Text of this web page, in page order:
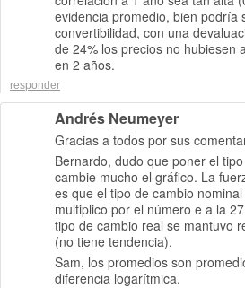
evidencia promedio, bien podría
convertibilidad, con una
de 24% los precios no hubiesen
en 2 años.
responder
Andrés Neumeyer
Gracias a todos por sus
Bernardo, dudo que poner el
cambie mucho el gráfico. La
es que el tipo de cambio
multiplico por el número e a la
tipo de cambio real se mantuvo
(no tiene tendencia).
Sam, los promedios son
diferencia logarítmica.